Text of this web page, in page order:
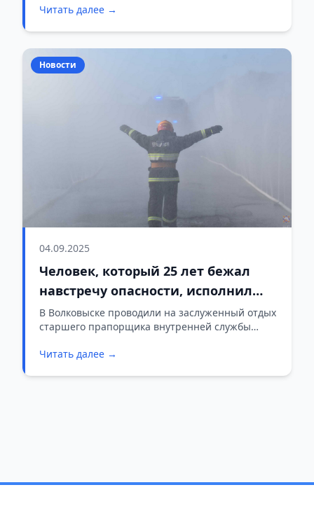
Читать далее →
Новости
04.09.2025
Человек, который 25 лет бежал
навстречу опасности, исполнил
свою миссию
В Волковыске проводили на заслуженный отдых
старшего прапорщика внутренней службы
который почти 25 лет своей жизни посвятил
Читать далее →